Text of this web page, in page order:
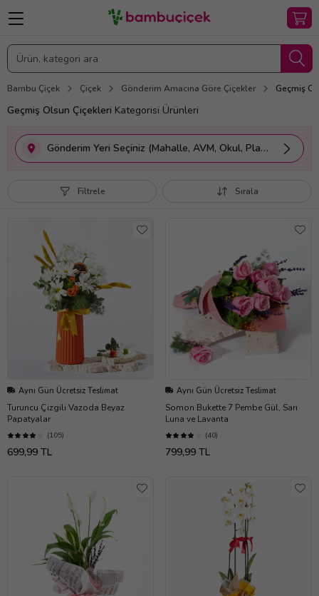
Bambu Çiçek Çiçek Gönderim Amacına Göre Çiçekler Geçmiş
Geçmiş Olsun Çiçekleri Kategorisi Ürünleri
Gönderim Yeri Seçiniz (Mahalle, AVM, Okul, Plaza vs.)
Filtrele Sırala
Aynı Gün Ücretsiz Teslimat
Turuncu Çizgili Vazoda Beyaz
Papatyalar
(105)
699,99 TL
Aynı Gün Ücretsiz Teslimat
Somon Bukette 7 Pembe Gül, Sarı
Luna ve Lavanta
(40)
799,99 TL